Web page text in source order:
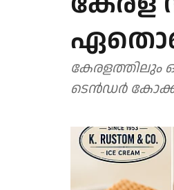
കേരളത്തിലും
ടെന്‍ഡര്‍